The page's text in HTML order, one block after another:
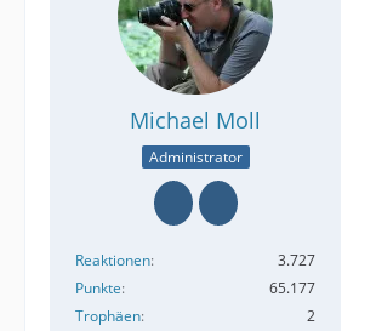
Michael Moll
Administrator
Reaktionen
3.727
Punkte
65.177
Trophäen
2